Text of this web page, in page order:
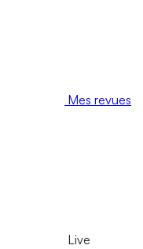
Mes revues
Live